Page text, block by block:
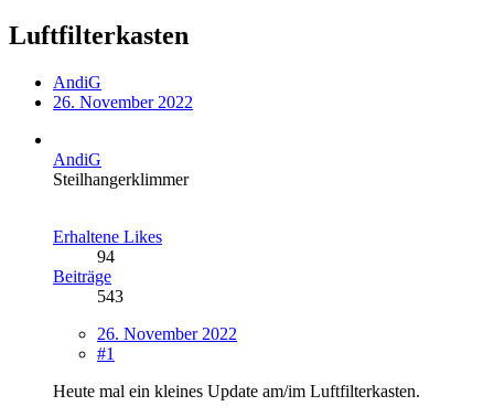
Luftfilterkasten
AndiG
26. November 2022
AndiG
Steilhangerklimmer
Erhaltene Likes
94
Beiträge
543
26. November 2022
#1
Heute mal ein kleines Update am/im Luftfilterkasten.